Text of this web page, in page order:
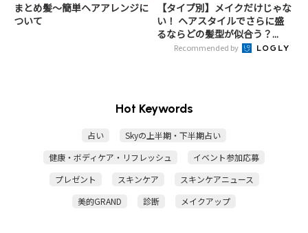
まとめ髪〜簡単ヘアアレンジに
ついて
【タイプ別】メイクだけじゃな
い！ ヘアスタイルでさらに盛
るならどの髪型が似合う？...
Recommended by
Hot Keywords
占い
Skyの上半期・下半期占い
健康・ボディケア・リフレッシュ
イベント参加応募
プレゼント
スキンケア
スキンケアニュース
美的GRAND
診断 メイクアップ